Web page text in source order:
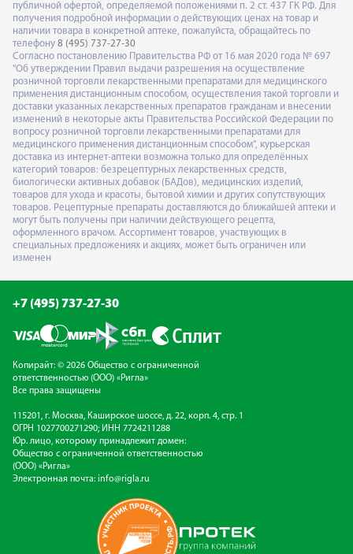
публичной офертой, определяемой положениями п. 2 ст. 437 ГК РФ. Для
получения подробной информации о действующих ценах на товар и
наличии товара в конкретной аптеке, пожалуйста, обращайтесь по
телефону 8 (495) 737-27-30
Согласно постановлению Правительства РФ от 16 мая 2020 года № 697
"Об утверждении Правил выдачи разрешения на осуществление
розничной торговли лекарственными препаратами для медицинского
применения дистанционным способом, осуществления такой торговли и
доставки указанных лекарственных препаратов гражданам и внесении
изменений в некоторые акты Правительства Российской Федерации по
вопросу розничной торговли лекарственными препаратами для
медицинского применения дистанционным способом", курьерская
доставка из интернет-аптеки возможна только для определённых
категорий товаров: безрецептурных лекарственных средств,
биологически активных добавок (БАДов), медицинских изделий,
товаров для ухода и красоты, бытовой химии и других сопутствующих
товаров. Рецептурные препараты доставляются до ближайшей аптеки и
могут быть получены при наличии действующего рецепта,
оформленного врачом. Ассортимент товаров, участвующих в
специальных предложениях и акциях, может быть ограничен или
изменен
+7 (495) 737-27-30
Копирайт: © 2026 Общество с ограниченной
ответственностью (ООО) «Ригла»
Все права защищены
115201, г. Москва, Каширское шоссе, д. 22, корп. 4, стр. 1
ОГРН 1027700271290; ИНН 7724211288
Юр. лицо, которому принадлежит домен:
Общество с ограниченной ответственностью
(ООО) «Ригла»
Электронная почта: info@rigla.ru